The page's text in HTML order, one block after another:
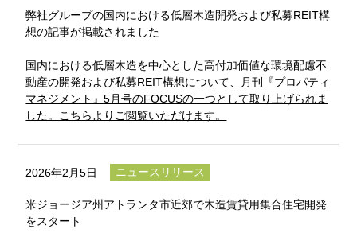
弊社グループの国内における低層木造開発および私募REIT構
想の記事が掲載されました
国内における低層木造を中心とした高付加価値な環境配慮不
動産の開発および私募REIT構想について、
月刊『プロパティ
マネジメント』5月号のFOCUSの一つとして取り上げられま
した。こちらよりご閲覧いただけます。
2026年2月5日 ニュースリリース
米ジョージア州アトランタ市近郊で木造賃貸用集合住宅開発
をスタート